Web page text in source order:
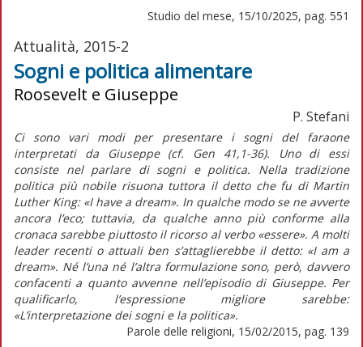
Studio del mese, 15/10/2025, pag. 551
Attualità, 2015-2
Sogni e politica alimentare
Roosevelt e Giuseppe
P. Stefani
Ci sono vari modi per presentare i sogni del faraone
interpretati da Giuseppe (cf. Gen 41,1-36). Uno di essi
consiste nel parlare di sogni e politica. Nella tradizione
politica più nobile risuona tuttora il detto che fu di Martin
Luther King: «I have a dream». In qualche modo se ne avverte
ancora l’eco; tuttavia, da qualche anno più conforme alla
cronaca sarebbe piuttosto il ricorso al verbo «essere». A molti
leader recenti o attuali ben s’attaglierebbe il detto: «I am a
dream». Né l’una né l’altra formulazione sono, però, davvero
confacenti a quanto avvenne nell’episodio di Giuseppe. Per
qualificarlo, l’espressione migliore sarebbe:
«L’interpretazione dei sogni e la politica».
Parole delle religioni, 15/02/2015, pag. 139